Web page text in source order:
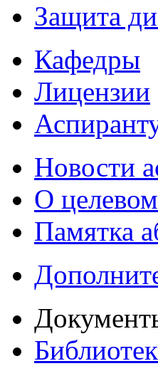
Защита
Кафедры
Лицензии
Новости
О
Памятка